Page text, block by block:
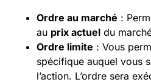
Ordre au marché :
au prix actuel du
Ordre limite : Vous
spécifique auquel vous
l’action. L’ordre sera